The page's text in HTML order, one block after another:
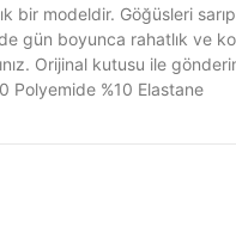
bir modeldir. Göğüsleri
gün boyunca rahatlık ve
Orijinal kutusu ile
Polyemide %10 Elastane